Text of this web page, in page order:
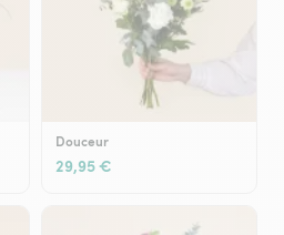
Douceur
29,95 €